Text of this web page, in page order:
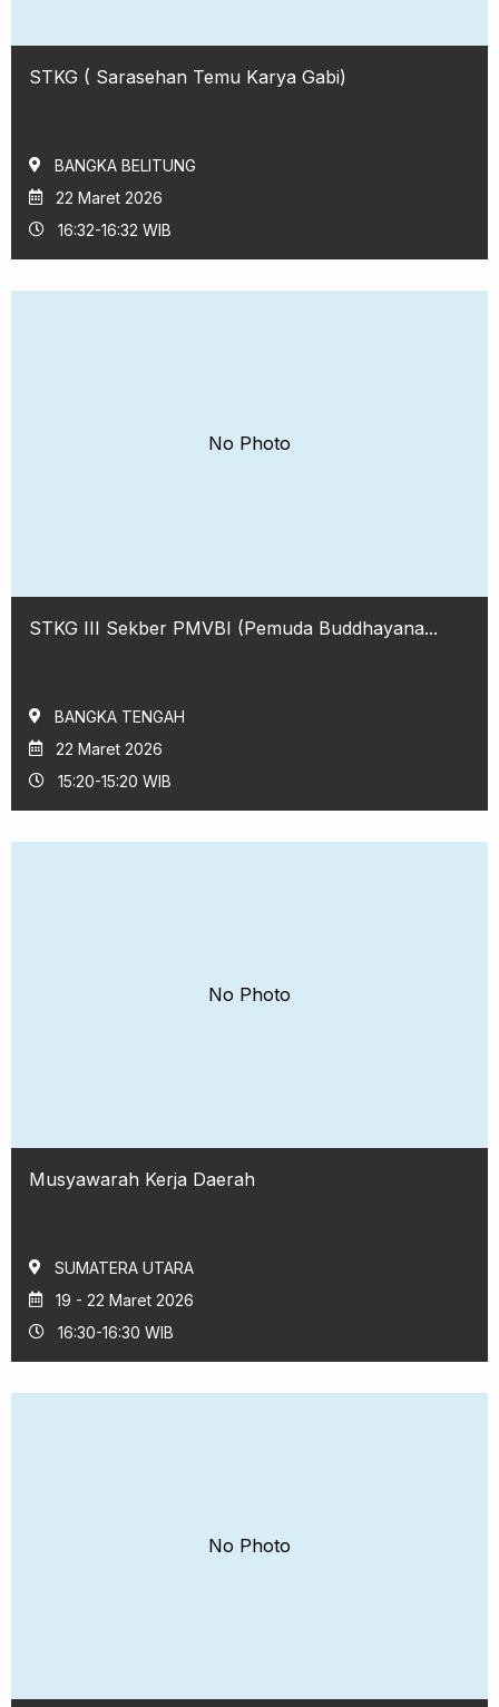
STKG ( Sarasehan Temu Karya Gabi)
BANGKA BELITUNG
22 Maret 2026
16:32-16:32 WIB
No Photo
STKG III Sekber PMVBI (Pemuda Buddhayana...
BANGKA TENGAH
22 Maret 2026
15:20-15:20 WIB
No Photo
Musyawarah Kerja Daerah
SUMATERA UTARA
19 - 22 Maret 2026
16:30-16:30 WIB
No Photo